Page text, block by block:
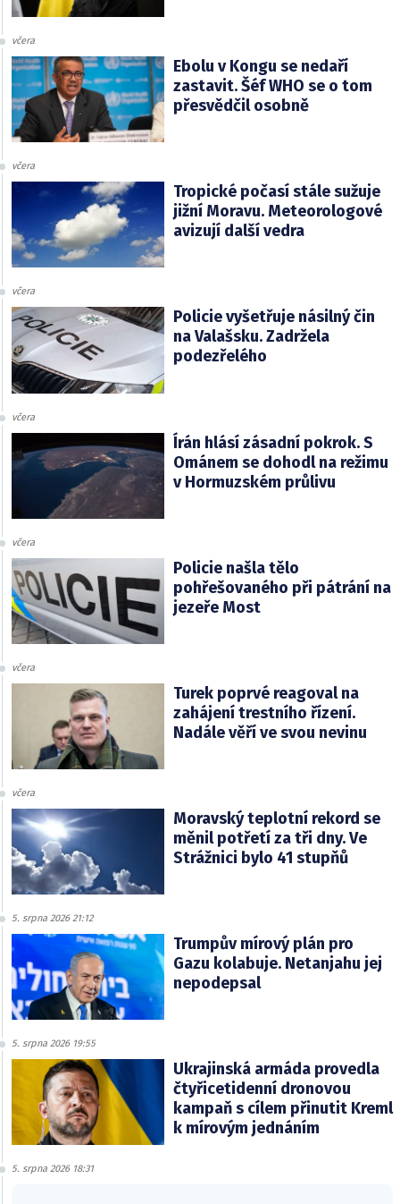
včera
Ebolu v Kongu se nedaří
zastavit. Šéf WHO se o tom
přesvědčil osobně
včera
Tropické počasí stále sužuje
jižní Moravu. Meteorologové
avizují další vedra
včera
Policie vyšetřuje násilný čin
na Valašsku. Zadržela
podezřelého
včera
Írán hlásí zásadní pokrok. S
Ománem se dohodl na režimu
v Hormuzském průlivu
včera
Policie našla tělo
pohřešovaného při pátrání na
jezeře Most
včera
Turek poprvé reagoval na
zahájení trestního řízení.
Nadále věří ve svou nevinu
včera
Moravský teplotní rekord se
měnil potřetí za tři dny. Ve
Strážnici bylo 41 stupňů
5. srpna 2026 21:12
Trumpův mírový plán pro
Gazu kolabuje. Netanjahu jej
nepodepsal
5. srpna 2026 19:55
Ukrajinská armáda provedla
čtyřicetidenní dronovou
kampaň s cílem přinutit Kreml
k mírovým jednáním
5. srpna 2026 18:31